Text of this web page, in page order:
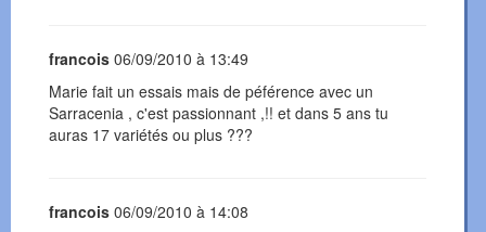
francois 06/09/2010 à 13:49
Marie fait un essais mais de péférence avec un
Sarracenia , c'est passionnant ,!! et dans 5 ans tu
auras 17 variétés ou plus ???
francois 06/09/2010 à 14:08